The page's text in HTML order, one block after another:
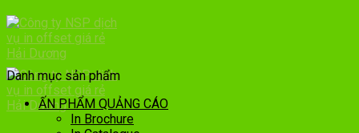
Danh mục sản phẩm
ẤN PHẨM QUẢNG CÁO
In Brochure